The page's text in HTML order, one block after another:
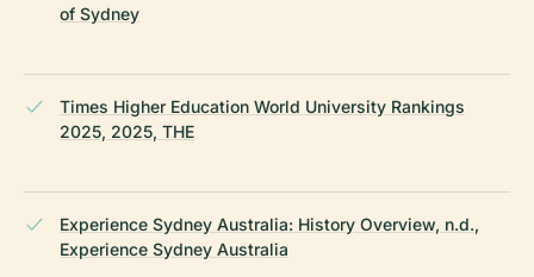
of Sydney
Times Higher Education World University Rankings
2025, 2025, THE
Experience Sydney Australia: History Overview, n.d.,
Experience Sydney Australia